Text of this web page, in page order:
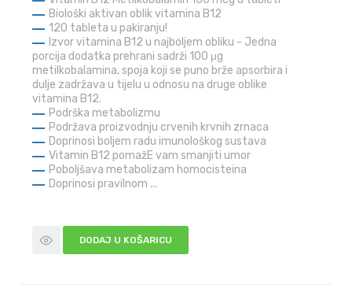
Biološki aktivan oblik vitamina B12
120 tableta u pakiranju!
Izvor vitamina B12 u najboljem obliku - Jedna
porcija dodatka prehrani sadrži 100 μg
metilkobalamina, spoja koji se puno brže apsorbira i
dulje zadržava u tijelu u odnosu na druge oblike
vitamina B12.
Podrška metabolizmu
Podržava proizvodnju crvenih krvnih zrnaca
Doprinosi boljem radu imunološkog sustava
Vitamin B12 pomažE vam smanjiti umor
Poboljšava metabolizam homocisteina
Doprinosi pravilnom ...
DODAJ U KOŠARICU